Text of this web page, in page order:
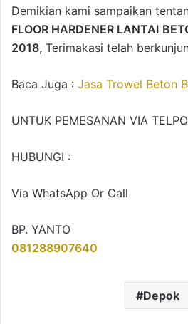
Demikian kami sampaikan
FLOOR HARDENER LANTAI
2018, Terimakasi telah
Baca Juga : Jasa Trowel Beton
UNTUK PEMESANAN VIA
HUBUNGI :
Via WhatsApp Or Call
BP. YANTO
081288907640
Depok